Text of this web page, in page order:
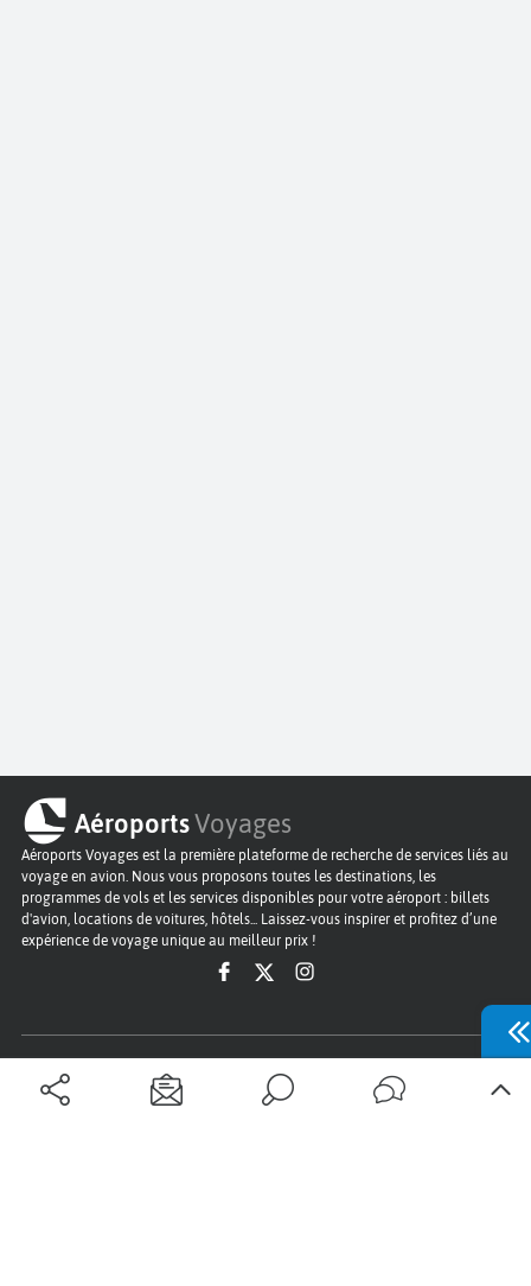
AéroportsVoyages
Aéroports Voyages est la première plateforme de recherche de services liés au
voyage en avion. Nous vous proposons toutes les destinations, les
programmes de vols et les services disponibles pour votre aéroport : billets
d'avion, locations de voitures, hôtels... Laissez-vous inspirer et profitez d’une
expérience de voyage unique au meilleur prix !
Sur Aéroports Voyages